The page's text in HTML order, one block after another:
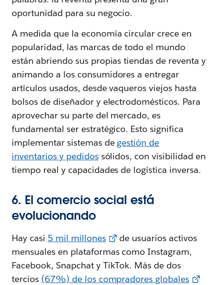
oportunidad para su negocio.
A medida que la economía circular crece en
popularidad, las marcas de todo el mundo
están abriendo sus propias tiendas de reventa y
animando a los consumidores a entregar
artículos usados, desde vaqueros viejos hasta
bolsos de diseñador y electrodomésticos. Para
aprovechar su parte del mercado, es
fundamental ser estratégico. Esto significa
implementar sistemas de gestión de
inventarios y pedidossólidos, con visibilidad en
tiempo real y capacidades de logística inversa.
6. El comercio social está
evolucionando
Hay casi 5 mil millones
de usuarios activos
mensuales en plataformas como Instagram,
Facebook, Snapchat y TikTok. Más de dos
tercios (67%) de los compradores globales